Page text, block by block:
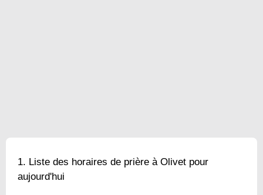
Liste des horaires de prière à Olivet pour
aujourd'hui